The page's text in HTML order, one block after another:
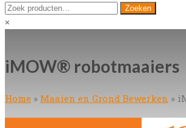
Open
Mobile
Zoeken
naar:
Zoeken
×
iMOW® robotmaaiers
Home » Maaien en Grond Bewerken »